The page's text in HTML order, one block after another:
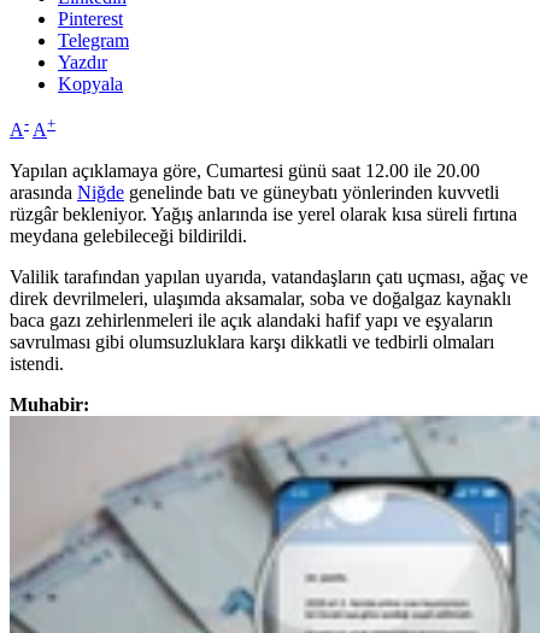
Pinterest
Telegram
Yazdır
Kopyala
A- A+
Yapılan açıklamaya göre, Cumartesi günü saat 12.00 ile 20.00
arasında Niğde genelinde batı ve güneybatı yönlerinden kuvvetli
rüzgâr bekleniyor. Yağış anlarında ise yerel olarak kısa süreli fırtına
meydana gelebileceği bildirildi.
Valilik tarafından yapılan uyarıda, vatandaşların çatı uçması, ağaç ve
direk devrilmeleri, ulaşımda aksamalar, soba ve doğalgaz kaynaklı
baca gazı zehirlenmeleri ile açık alandaki hafif yapı ve eşyaların
savrulması gibi olumsuzluklara karşı dikkatli ve tedbirli olmaları
istendi.
Muhabir: